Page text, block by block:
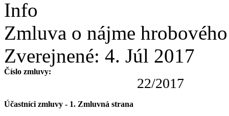
Info
Zmluva o nájme
Zverejnené: 4. Júl 2017
Číslo zmluvy:
22/2017
Účastníci zmluvy - 1. Zmluvná strana